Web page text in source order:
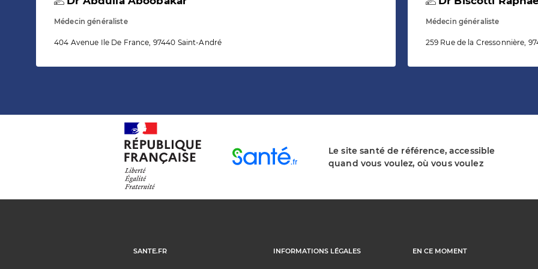
Médecin généraliste
404 Avenue Ile De France, 97440 Saint-André
Médecin généraliste
259 Rue de la Cressonnière,
Le site santé de référence, accessible
quand vous voulez, où vous voulez
SANTE.FR INFORMATIONS LÉGALES EN CE MOMENT